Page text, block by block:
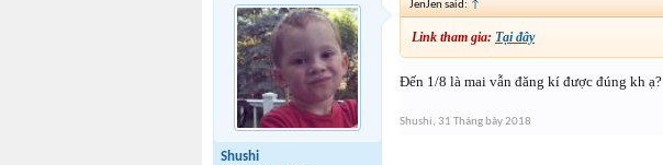
Shushi
JenJen said: ↑
Link tham gia: Tại đây
Đến 1/8 là mai vẫn đăng kí được đúng kh ạ?
Shushi, 31 Tháng bảy 2018